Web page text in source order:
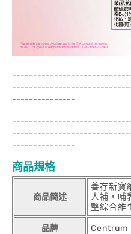
---------------
---------------
商品規格
商品簡述
善存新寶
人補，哺
整綜合維
品牌 Centrum